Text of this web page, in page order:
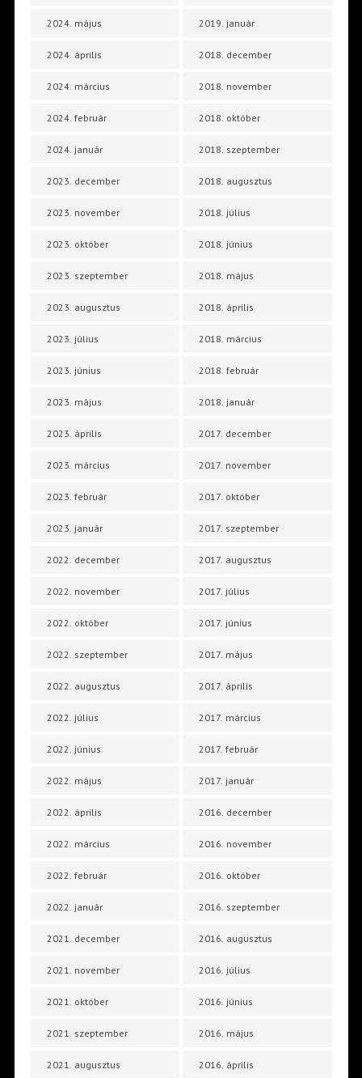
2024. május
2024. április
2024. március
2024. február
2024. január
2023. december
2023. november
2023. október
2023. szeptember
2023. augusztus
2023. július
2023. június
2023. május
2023. április
2023. március
2023. február
2023. január
2022. december
2022. november
2022. október
2022. szeptember
2022. augusztus
2022. július
2022. június
2022. május
2022. április
2022. március
2022. február
2022. január
2021. december
2021. november
2021. október
2021. szeptember
2021. augusztus
2019. január
2018. december
2018. november
2018. október
2018. szeptember
2018. augusztus
2018. július
2018. június
2018. május
2018. április
2018. március
2018. február
2018. január
2017. december
2017. november
2017. október
2017. szeptember
2017. augusztus
2017. július
2017. június
2017. május
2017. április
2017. március
2017. február
2017. január
2016. december
2016. november
2016. október
2016. szeptember
2016. augusztus
2016. július
2016. június
2016. május
2016. április